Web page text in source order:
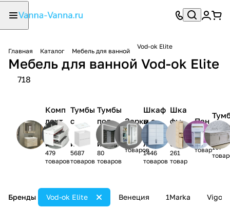
Главная Каталог Мебель для ванной
Vod-ok Elite
Мебель для ванной Vod-ok Elite
718
Комп
лект
мебел
и
479
товаров
Тумбы
с
раков
иной
5687
товаров
Тумбы
под
раков
ину
80
товаров
Зерка
ла
1150
товаров
Шкаф
ы с
зерка
лом
1446
товаров
Шка
фы
нав
есн
ые
261
товар
Пен
алы
1831
товар
-
107
Бренды Венеция 1Marka Vigo
Vod-ok Elite